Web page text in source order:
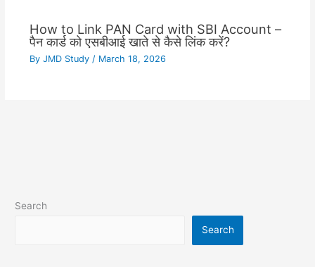
How to Link PAN Card with SBI Account –
पैन कार्ड को एसबीआई खाते से कैसे लिंक करें?
By JMD Study / March 18, 2026
Search
Search